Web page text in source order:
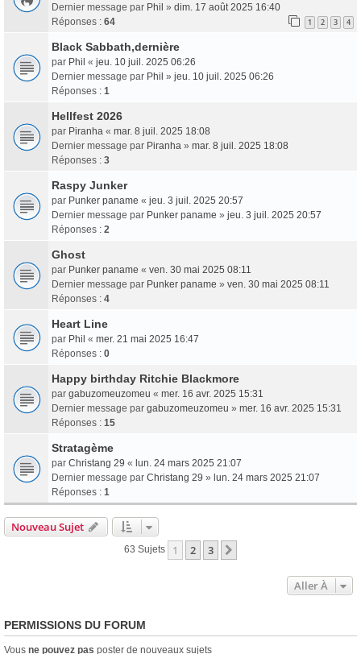
Dernier message par Phil » dim. 17 août 2025 16:40
Réponses : 64 1 2 3 4
Black Sabbath,dernière
par Phil « jeu. 10 juil. 2025 06:26
Dernier message par Phil » jeu. 10 juil. 2025 06:26
Réponses : 1
Hellfest 2026
par Piranha « mar. 8 juil. 2025 18:08
Dernier message par Piranha » mar. 8 juil. 2025 18:08
Réponses : 3
Raspy Junker
par Punker paname « jeu. 3 juil. 2025 20:57
Dernier message par Punker paname » jeu. 3 juil. 2025 20:57
Réponses : 2
Ghost
par Punker paname « ven. 30 mai 2025 08:11
Dernier message par Punker paname » ven. 30 mai 2025 08:11
Réponses : 4
Heart Line
par Phil « mer. 21 mai 2025 16:47
Réponses : 0
Happy birthday Ritchie Blackmore
par gabuzomeuzomeu « mer. 16 avr. 2025 15:31
Dernier message par gabuzomeuzomeu » mer. 16 avr. 2025 15:31
Réponses : 15
Stratagème
par Christang 29 « lun. 24 mars 2025 21:07
Dernier message par Christang 29 » lun. 24 mars 2025 21:07
Réponses : 1
Nouveau Sujet
63 Sujets 1 2 3
Aller À
PERMISSIONS DU FORUM
Vous ne pouvez pas poster de nouveaux sujets